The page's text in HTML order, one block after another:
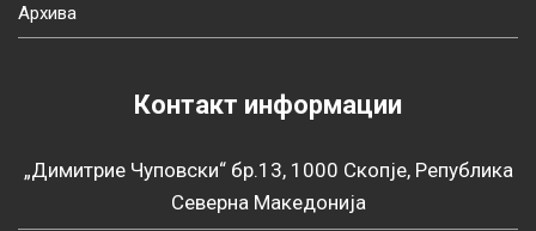
Архива
Контакт информации
„Димитрие Чуповски“ бр.13, 1000 Скопје, Република
Северна Македонија